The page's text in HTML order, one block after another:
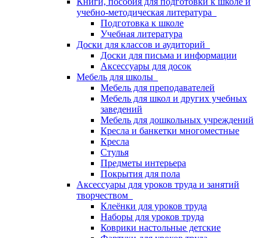
учебно-методическая литература
Подготовка к школе
Учебная литература
Доски для классов и аудиторий
Доски для письма и информации
Аксессуары для досок
Мебель для школы
Мебель для преподавателей
Мебель для школ и других учебных
заведений
Мебель для дошкольных учреждений
Кресла и банкетки многоместные
Кресла
Стулья
Предметы интерьера
Покрытия для пола
Аксессуары для уроков труда и занятий
творчеством
Клеёнки для уроков труда
Наборы для уроков труда
Коврики настольные детские